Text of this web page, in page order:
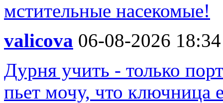
мстительные насекомые!
valicova 06-08-2026 18:34
Дурня учить - только
пьет мочу, что ключница